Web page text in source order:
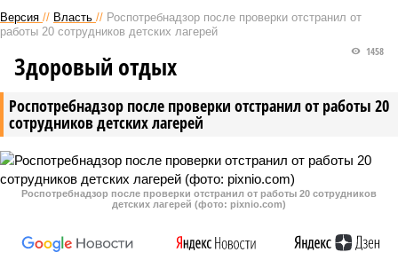
Версия // Власть // Роспотребнадзор после проверки отстранил от
работы 20 сотрудников детских лагерей
Роспотребнадзор после проверки отстранил от работы 20
сотрудников детских лагерей
1458
Здоровый отдых
Роспотребнадзор после проверки отстранил от работы 20 сотрудников
детских лагерей (фото: pixnio.com)